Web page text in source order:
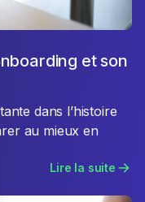
et son
dans l’histoire
au mieux en
Lire la suite